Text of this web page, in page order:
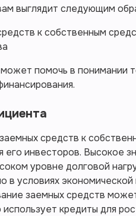
выглядит следующим
к собственным
помочь в понимании
средств к
его инвесторов. Высокое
уровне долговой
в условиях
заемных средств
кредиты для